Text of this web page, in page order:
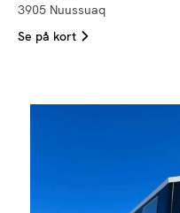
3905 Nuussuaq
Se på kort